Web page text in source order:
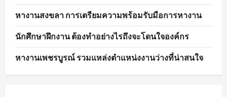
หางานสงขลา การเตรียมความพร้อมรับมือการหางาน
นักศึกษาฝึกงาน ต้องทำอย่างไรถึงจะโดนใจองค์กร
หางานเพชรบูรณ์ รวมแหล่งตำแหน่งงานว่างที่น่าสนใจ